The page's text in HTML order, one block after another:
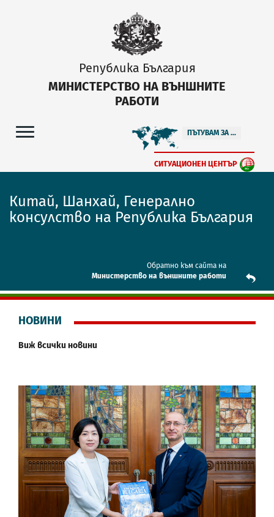
Република България
МИНИСТЕРСТВО НА ВЪНШНИТЕ
РАБОТИ
ПЪТУВАМ ЗА ...
СИТУАЦИОНЕН ЦЕНТЪР
Китай, Шанхай, Генерално
консулство на Република България
Обратно към сайта на
Mинистерство на външните работи
НОВИНИ
Виж всички новини